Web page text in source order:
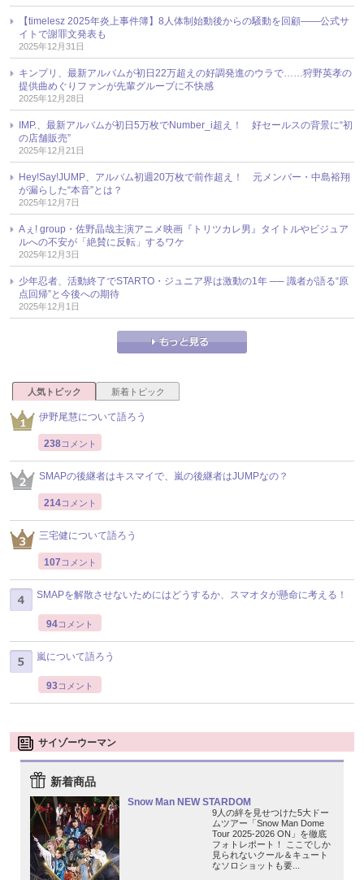
【timelesz 2025年炎上事件簿】8人体制始動後からの騒動を回顧――公式サ
イトで謝罪文発表も
2025年12月31日
キンプリ、最新アルバムが初日22万超えの好調発進のウラで……狩野英孝の
提供曲めぐりファンが先輩グループに不快感
2025年12月28日
IMP.、最新アルバムが初日5万枚でNumber_i超え！ 好セールスの背景に“初
の店舗販売”
2025年12月21日
Hey!Say!JUMP、アルバム初週20万枚で前作超え！ 元メンバー・中島裕翔
が漏らした“本音”とは？
2025年12月7日
Aぇ! group・佐野晶哉主演アニメ映画『トリツカレ男』タイトルやビジュア
ルへの不安が「絶賛に反転」するワケ
2025年12月3日
少年忍者、活動終了でSTARTO・ジュニア界は激動の1年 ── 識者が語る“原
点回帰”と今後への期待
2025年12月1日
人気トピック 新着トピック
伊野尾慧について語ろう
238コメント
SMAPの後継者はキスマイで、嵐の後継者はJUMPなの？
214コメント
三宅健について語ろう
107 コメント
SMAPを解散させないためにはどうするか、スマオタが懸命に考える！
94コメント
嵐について語ろう
93コメント
サイゾーウーマン
新着商品
Snow Man NEW STARDOM
9人の絆を見せつけた5大ドー
ムツアー「Snow Man Dome
Tour 2025-2026 ON」を徹底
フォトレポート！ ここでしか
見られないクール＆キュート
なソロショットも要...